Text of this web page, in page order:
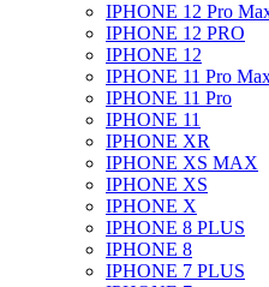
IPHONE 12 Pro
IPHONE 12 PRO
IPHONE 12
IPHONE 11 Pro
IPHONE 11 Pro
IPHONE 11
IPHONE XR
IPHONE XS MAX
IPHONE XS
IPHONE X
IPHONE 8 PLUS
IPHONE 8
IPHONE 7 PLUS